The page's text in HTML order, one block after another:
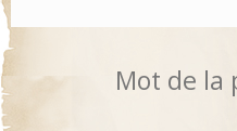
Mot de la